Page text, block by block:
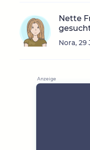
Nette
Nora, 29